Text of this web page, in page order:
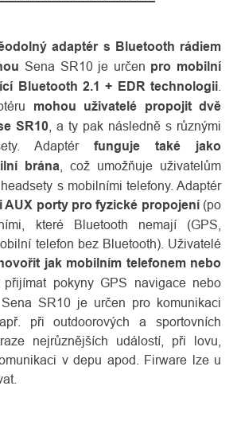
adaptér s Bluetooth rádiem
Sena SR10 je určen pro mobilní
Bluetooth 2.1 + EDR technologii
mohou uživatelé propojit dvě
SR10 , a ty pak následně s různými
Adaptér funguje také jako
brána , což umožňuje uživatelům
s mobilními telefony. Adaptér
AUX porty pro fyzické propojení(po
které Bluetooth nemají (GPS,
telefon bez Bluetooth). Uživatelé
jak mobilním telefonem nebo
přijímat pokyny GPS navigace nebo
SR10 je určen pro komunikaci
při outdoorových a sportovních
nejrůznějších událostí, při lovu,
v depu apod. Firware lze u